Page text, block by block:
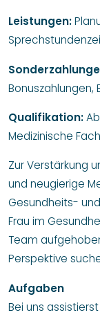
Leistungen:
Bonuszahlungen,
Qualifikation:
Medizinische
Zur Verstärkung
und neugierige
Gesundheits-
Frau im
Team
Perspektive
Aufgaben
Bei uns